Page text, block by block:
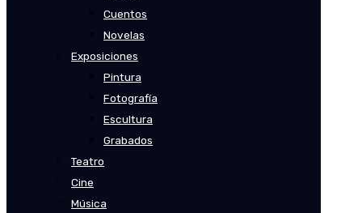
Cuentos
Novelas
Exposiciones
Pintura
Fotografía
Escultura
Grabados
Teatro
Cine
Música